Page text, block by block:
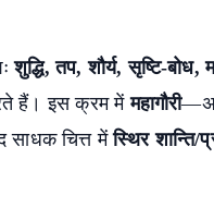
शुद्धि, तप, शौर्य, सृष्टि-
हैं। इस क्रम मेंमहागौरी
साधक चित्त मेंस्थिर शान्ति/